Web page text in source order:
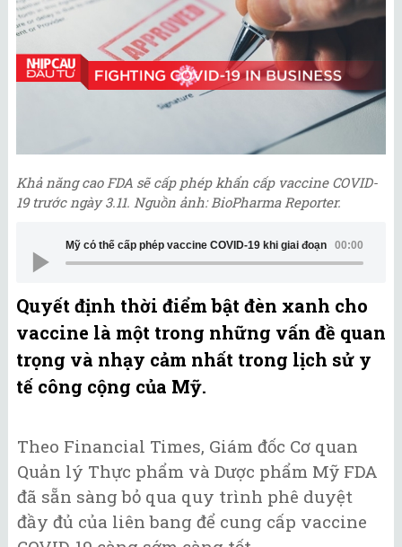
Khả năng cao FDA sẽ cấp phép khẩn cấp vaccine COVID-
19 trước ngày 3.11. Nguồn ảnh: BioPharma Reporter.
00:00
Mỹ có thể cấp phép vaccine COVID-19 khi giai đoạn thử nghiệm
Quyết định thời điểm bật đèn xanh cho
vaccine là một trong những vấn đề quan
trọng và nhạy cảm nhất trong lịch sử y
tế công cộng của Mỹ.
Theo Financial Times, Giám đốc Cơ quan
Quản lý Thực phẩm và Dược phẩm Mỹ FDA
đã sẵn sàng bỏ qua quy trình phê duyệt
đầy đủ của liên bang để cung cấp vaccine